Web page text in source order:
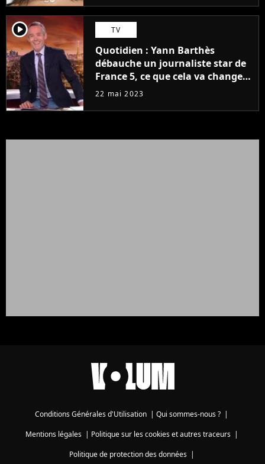
player2 TV
Quotidien : Yann Barthès
débauche un journaliste star de
France 5, ce que cela va changer
à la rentrée
22 mai 2023
Conditions Générales d'Utilisation | Qui sommes-nous ? |
Mentions légales| Politique sur les cookies et autres traceurs|
Politique de protection des données|